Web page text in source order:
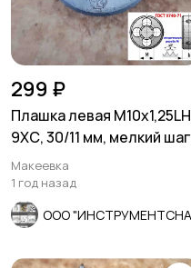
299 ₽
Плашка левая
9ХС, 30/11 мм, мелкий
ГОСТ 9740-71
Макеевка
1 год назад